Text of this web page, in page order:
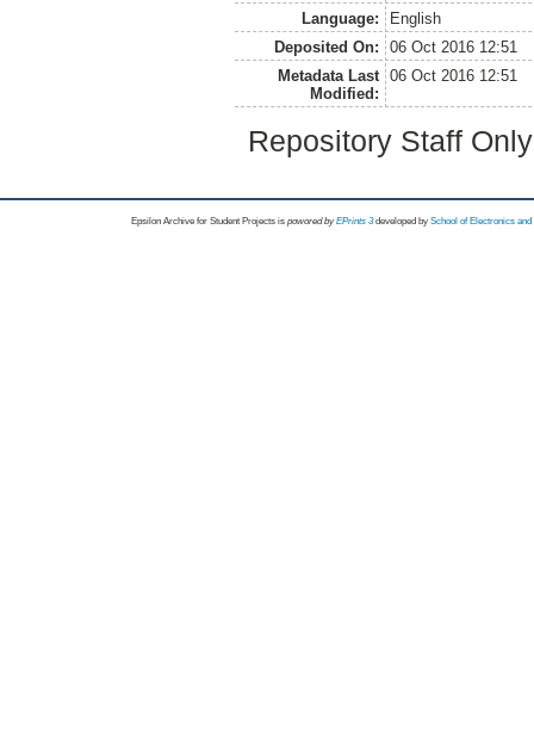
Language:
English
Deposited On:
06 Oct 2016 12:51
Metadata Last
Modified:
06 Oct 2016 12:51
Repository Staff
Epsilon Archive for Student Projects is powored byEPrints 3 developed by School of Electronics